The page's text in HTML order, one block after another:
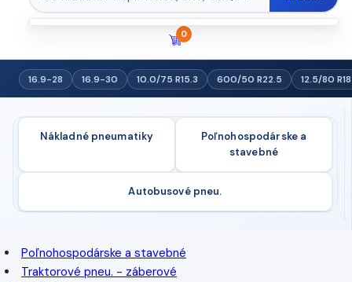
0
16.9-28 16.9-30 10.0/75 R15.3 600/50 R22.5 12.5/80 R18
Nákladné pneumatiky
Poľnohospodárske a
stavebné
Autobusové pneu.
Poľnohospodárske a stavebné
Traktorové pneu. - záberové